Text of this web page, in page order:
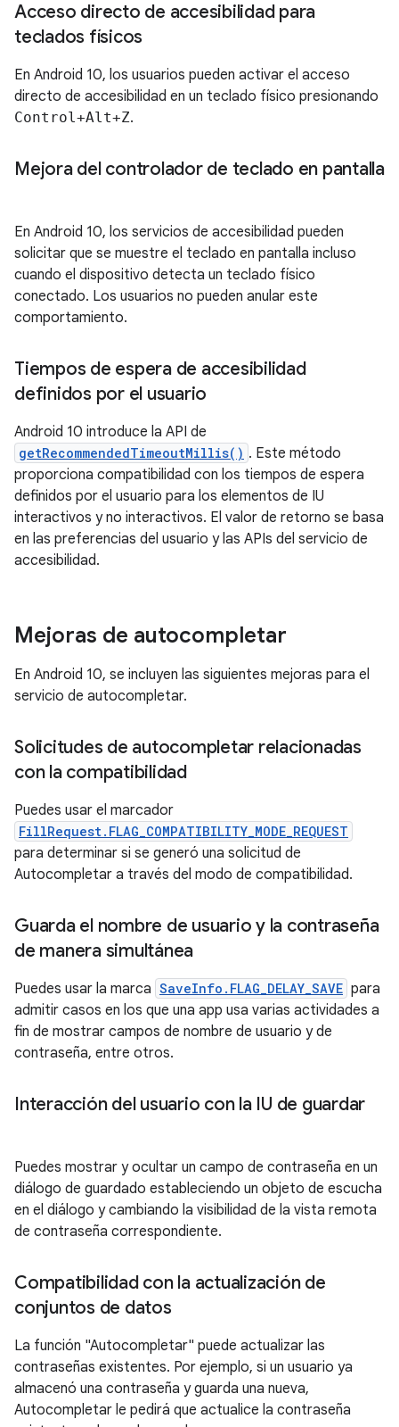
Acceso directo de accesibilidad para
teclados físicos
En Android 10, los usuarios pueden activar el acceso
directo de accesibilidad en un teclado físico presionando
Control+Alt+Z.
Mejora del controlador de teclado en pantalla
En Android 10, los servicios de accesibilidad pueden
solicitar que se muestre el teclado en pantalla incluso
cuando el dispositivo detecta un teclado físico
conectado. Los usuarios no pueden anular este
comportamiento.
Tiempos de espera de accesibilidad
definidos por el usuario
Android 10 introduce la API de
getRecommendedTimeoutMillis() . Este método
proporciona compatibilidad con los tiempos de espera
definidos por el usuario para los elementos de IU
interactivos y no interactivos. El valor de retorno se basa
en las preferencias del usuario y las APIs del servicio de
accesibilidad.
Mejoras de autocompletar
En Android 10, se incluyen las siguientes mejoras para el
servicio de autocompletar.
Solicitudes de autocompletar relacionadas
con la compatibilidad
Puedes usar el marcador
FillRequest.FLAG_COMPATIBILITY_MODE_REQUEST
para determinar si se generó una solicitud de
Autocompletar a través del modo de compatibilidad.
Guarda el nombre de usuario y la contraseña
de manera simultánea
Puedes usar la marca SaveInfo.FLAG_DELAY_SAVE para
admitir casos en los que una app usa varias actividades a
fin de mostrar campos de nombre de usuario y de
contraseña, entre otros.
Interacción del usuario con la IU de guardar
Puedes mostrar y ocultar un campo de contraseña en un
diálogo de guardado estableciendo un objeto de escucha
en el diálogo y cambiando la visibilidad de la vista remota
de contraseña correspondiente.
Compatibilidad con la actualización de
conjuntos de datos
La función "Autocompletar" puede actualizar las
contraseñas existentes. Por ejemplo, si un usuario ya
almacenó una contraseña y guarda una nueva,
Autocompletar le pedirá que actualice la contraseña